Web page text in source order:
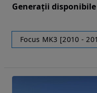
Generații
Focus MK3 [2010 -